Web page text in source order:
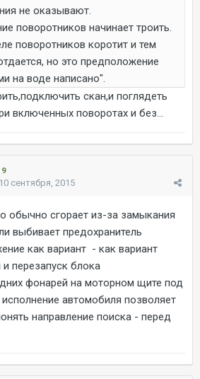
не оказывают.
поворотников начинает троить.
поворотников коротит и тем
но это предположение
на воде написано".
скан,и поглядеть
включенных поворотах и без...
9
10 сентября, 2015
обычно сгорает из-за замыкания
выбивает предохранитель
как вариант - как вариант
перезапуск блока
фонарей на моторном щите под
автомобиля позволяет
направление поиска - перед